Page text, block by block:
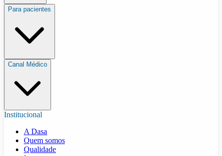
Para pacientes
Canal Médico
Institucional
A Dasa
Quem somos
Qualidade